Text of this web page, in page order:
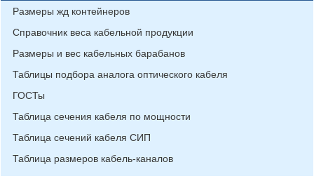
Размеры жд контейнеров
Справочник веса кабельной продукции
Размеры и вес кабельных барабанов
Таблицы подбора аналога оптического кабеля
ГОСТы
Таблица сечения кабеля по мощности
Таблица сечений кабеля СИП
Таблица размеров кабель-каналов